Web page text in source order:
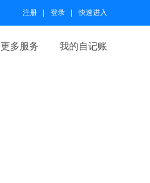
注册 登录 快速进入
更多服务 我的自记账